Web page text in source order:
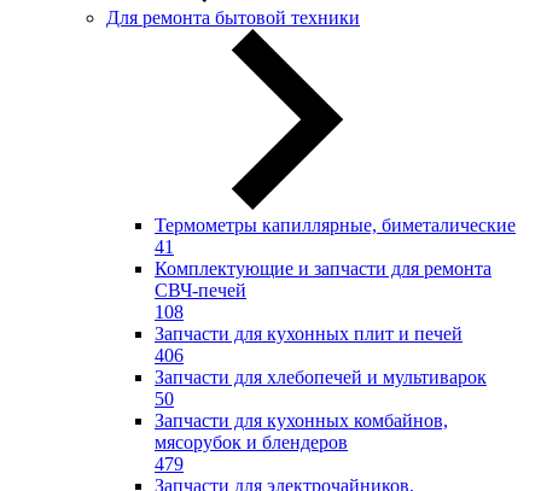
Для ремонта бытовой техники
Термометры капиллярные, биметалические
41
Комплектующие и запчасти для ремонта
СВЧ-печей
108
Запчасти для кухонных плит и печей
406
Запчасти для хлебопечей и мультиварок
50
Запчасти для кухонных комбайнов,
мясорубок и блендеров
479
Запчасти для электрочайников,